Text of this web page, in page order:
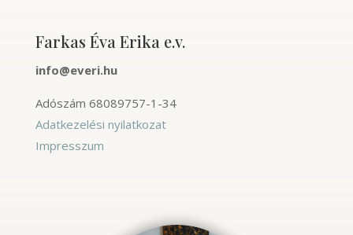
Farkas Éva Erika e.v.
info@everi.hu
Adószám 68089757-1-34
Adatkezelési nyilatkozat
Impresszum